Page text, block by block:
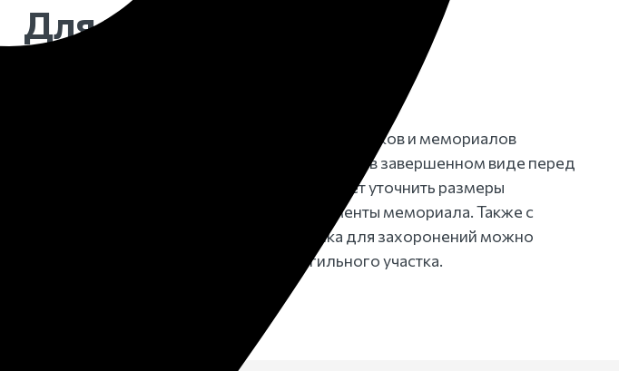
Для чего нужно
Предварительное 3D моделирование памятников и мемориалов
позволяет увидеть внешний вид конструкции в завершенном виде перед
установкой. На данном этапе заказчик может уточнить размеры
памятника и подобрать подходящие элементы мемориала. Также с
помощью создания 3D модели памятника для захоронений можно
продумать благоустройство всего могильного участка.